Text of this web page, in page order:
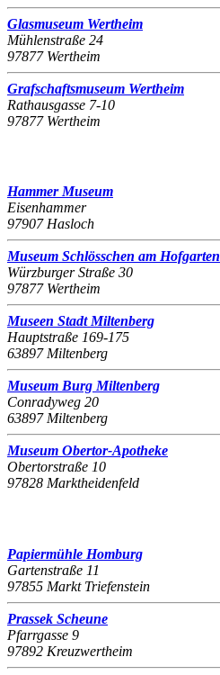
Glasmuseum Wertheim
Mühlenstraße 24
97877 Wertheim
Grafschaftsmuseum Wertheim
Rathausgasse 7-10
97877 Wertheim
Hammer Museum
Eisenhammer
97907 Hasloch
Museum Schlösschen am Hofgarten
Würzburger Straße 30
97877 Wertheim
Museen Stadt Miltenberg
Hauptstraße 169-175
63897 Miltenberg
Museum Burg Miltenberg
Conradyweg 20
63897 Miltenberg
Museum Obertor-Apotheke
Obertorstraße 10
97828 Marktheidenfeld
Papiermühle Homburg
Gartenstraße 11
97855 Markt Triefenstein
Prassek Scheune
Pfarrgasse 9
97892 Kreuzwertheim